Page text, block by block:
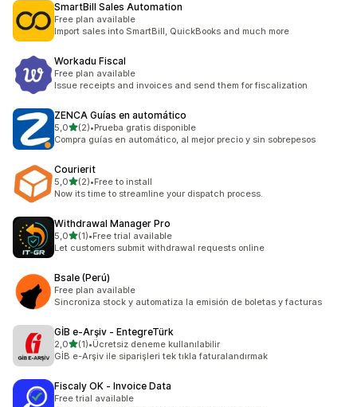
SmartBill Sales Automation
Free plan available
Import sales into SmartBill, QuickBooks and much more
Workadu Fiscal
Free plan available
Issue receipts and invoices and send them for fiscalization
ZENCA Guías en automático
5,05 yıldız üzerinden
(2)
toplam 2 değerlendirme
•Prueba gratis disponible
Compra guías en automático, al mejor precio y sin sobrepesos
Courierit
5,05 yıldız üzerinden
(2)
toplam 2 değerlendirme
•Free to install
Now its time to streamline your dispatch process.
Withdrawal Manager Pro
5,05 yıldız üzerinden
(1)
toplam 1 değerlendirme
•Free trial available
Let customers submit withdrawal requests online
Bsale (Perú)
Free plan available
Sincroniza stock y automatiza la emisión de boletas y facturas
GİB e‑Arşiv ‑ EntegreTürk
2,05 yıldız üzerinden
(1)
toplam 1 değerlendirme
•Ücretsiz deneme kullanılabilir
GİB e-Arşiv ile siparişleri tek tıkla faturalandırmak
Fiscaly OK ‑ Invoice Data
Free trial available